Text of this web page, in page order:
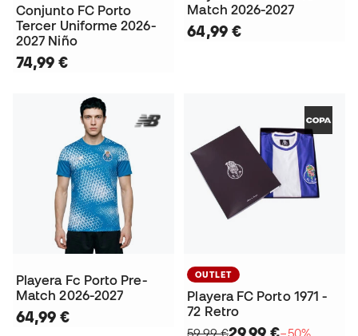
Conjunto FC Porto
Tercer Uniforme 2026-
2027 Niño
74,99 €
Match 2026-2027
64,99 €
Playera Fc Porto Pre-
Match 2026-2027
64,99 €
OUTLET
Playera FC Porto 1971 -
72 Retro